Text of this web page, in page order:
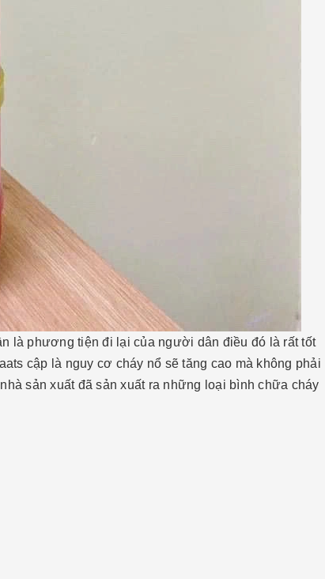
là phương tiện đi lại của người dân điều đó là rất tốt
cập là nguy cơ cháy nổ sẽ tăng cao mà không phải
sản xuất đã sản xuất ra những loại bình chữa cháy